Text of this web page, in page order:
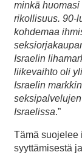
minkä
rikollisuus. 90-
kohdemaa
Israelin
liikevaihto oli
Israelin
Israelissa.”
Tämä suojelee
syyttämisestä